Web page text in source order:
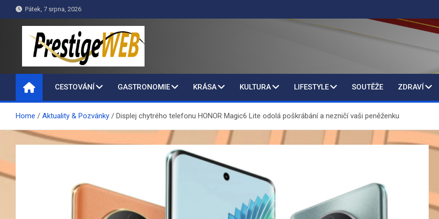
to
Pátek, 7 srpna, 2026
PrestigeWEB
CESTOVÁNÍ GASTRONOMIE KRÁSA KULTURA LIFESTYLE SOUTĚŽE ZDRAVÍ
Home Aktuality & Pozvánky Displej chytrého telefonu HONOR Magic6 Lite odolá poškrábání a nezničí vaši peněženku